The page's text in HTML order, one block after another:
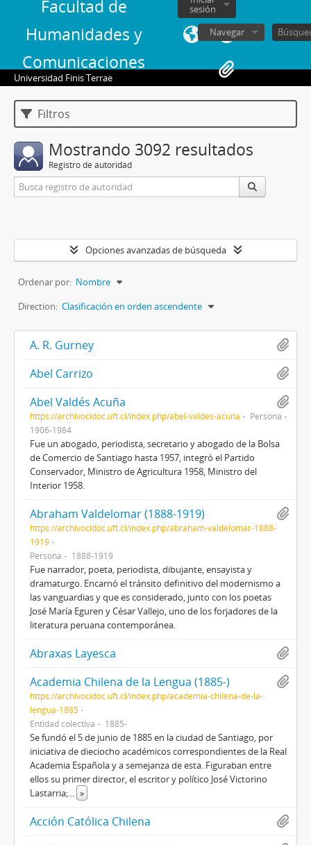
Facultad de
Humanidades y
Comunicaciones
sesión
Navegar
Universidad Finis Terrae
Filtros
Mostrando 3092 resultados
Registro de autoridad
Opciones avanzadas de búsqueda
Ordenar por: Nombre
Direction: Clasificación en orden ascendente
A. R. Gurney
Abel Carrizo
Abel Valdés Acuña
https://archivocidoc.uft.cl/index.php/abel-valdes-acuna
Persona
1906-1984
Fue un abogado, periodista, secretario y abogado de la Bolsa
de Comercio de Santiago hasta 1957, integró el Partido
Conservador, Ministro de Agricultura 1958, Ministro del
Interior 1958.
Abraham Valdelomar (1888-1919)
https://archivocidoc.uft.cl/index.php/abraham-valdelomar-1888-
1919
Persona
1888-1919
Fue narrador, poeta, periodista, dibujante, ensayista y
dramaturgo. Encarnó el tránsito definitivo del modernismo a
las vanguardias y que es considerado, junto con los poetas
José María Eguren y César Vallejo, uno de los forjadores de la
literatura peruana contemporánea.
Abraxas Layesca
Academia Chilena de la Lengua (1885-)
https://archivocidoc.uft.cl/index.php/academia-chilena-de-la-
lengua-1885
Entidad colectiva
1885-
Se fundó el 5 de junio de 1885 en la ciudad de Santiago, por
iniciativa de dieciocho académicos correspondientes de la Real
Academia Española y a semejanza de esta. Figuraban entre
ellos su primer director, el escritor y político José Victorino
Lastarria;... »
Acción Católica Chilena